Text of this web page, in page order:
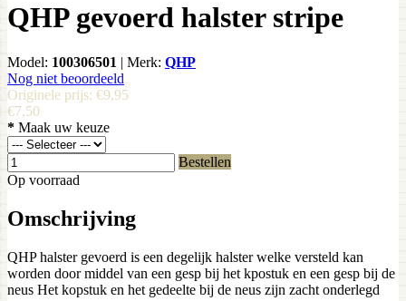
QHP gevoerd halster stripe
Model: 100306501 | Merk: QHP
Nog niet beoordeeld
Originele prijs: €9,95
€7,50
* Maak uw keuze
Bestellen
Op voorraad
Omschrijving
QHP halster gevoerd is een degelijk halster welke versteld kan
worden door middel van een gesp bij het kpostuk en een gesp bij de
neus Het kopstuk en het gedeelte bij de neus zijn zacht onderlegd